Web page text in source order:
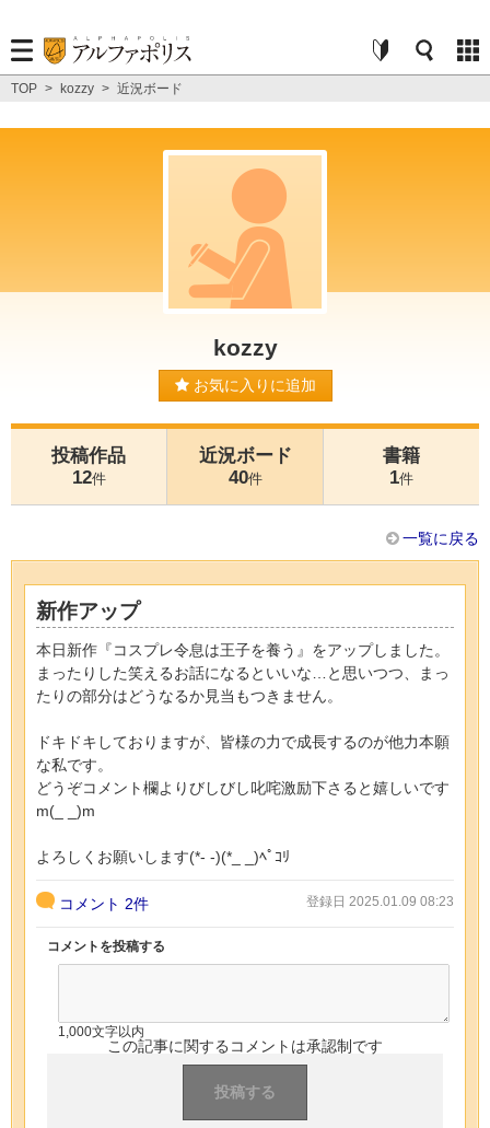
TOP > kozzy > 近況ボード
kozzy
お気に入りに追加
投稿作品
12件
近況ボード
40件
書籍
1件
一覧に戻る
新作アップ
本日新作『コスプレ令息は王子を養う』をアップしました。
まったりした笑えるお話になるといいな…と思いつつ、まっ
たりの部分はどうなるか見当もつきません。
ドキドキしておりますが、皆様の力で成長するのが他力本願
な私です。
どうぞコメント欄よりびしびし叱咤激励下さると嬉しいです
m(_ _)m
よろしくお願いします(*- -)(*_ _)ﾍﾟｺﾘ
コメント 2件 登録日 2025.01.09 08:23
コメントを投稿する
1,000文字以内
この記事に関するコメントは承認制です